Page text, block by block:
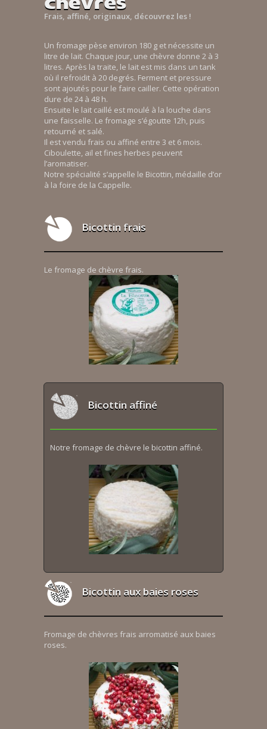
Frais, affiné, originaux, découvrez les !
Un fromage pèse environ 180 g et nécessite un
litre de lait. Chaque jour, une chèvre donne 2 à 3
litres. Après la traite, le lait est mis dans un tank
où il refroidit à 20 degrés. Ferment et pressure
sont ajoutés pour le faire cailler. Cette opération
dure de 24 à 48 h.
Ensuite le lait caillé est moulé à la louche dans
une faisselle. Le fromage s’égoutte 12h, puis
retourné et salé.
Il est vendu frais ou affiné entre 3 et 6 mois.
Ciboulette, ail et fines herbes peuvent
l’aromatiser.
Notre spécialité s’appelle le Bicottin, médaille d’or
à la foire de la Cappelle.
Bicottin frais
Le fromage de chèvre frais.
Bicottin affiné
Notre fromage de chèvre le bicottin affiné.
Bicottin aux baies roses
Fromage de chèvres frais arromatisé aux baies
roses.